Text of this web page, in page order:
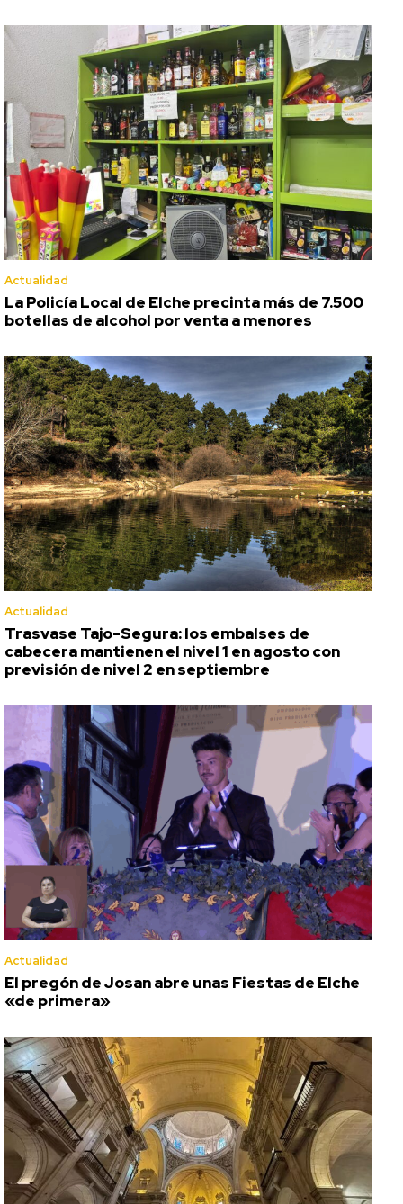
Actualidad
La Policía Local de Elche precinta más de 7.500
botellas de alcohol por venta a menores
Actualidad
Trasvase Tajo-Segura: los embalses de
cabecera mantienen el nivel 1 en agosto con
previsión de nivel 2 en septiembre
Actualidad
El pregón de Josan abre unas Fiestas de Elche
«de primera»